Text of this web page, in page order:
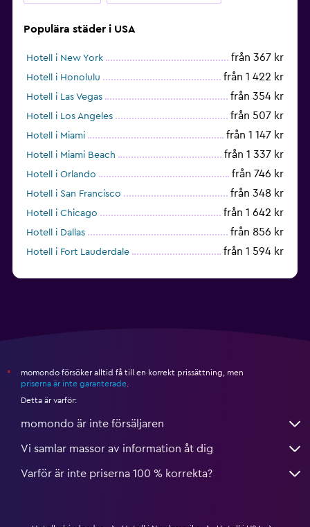
Populära städer i USA
Hotell i New York från 367 kr
Hotell i Honolulu från 1 422 kr
Hotell i Las Vegas från 354 kr
Hotell i Los Angeles från 507 kr
Hotell i Miami från 1 147 kr
Hotell i Miami Beach från 1 337 kr
Hotell i Orlando från 746 kr
Hotell i San Francisco från 348 kr
Hotell i Chicago från 1 642 kr
Hotell i Dallas från 856 kr
Hotell i Fort Lauderdale från 1 594 kr
*
momondo försöker alltid få till en korrekt prissättning, men
priserna är inte garanterade
Detta är varför:
momondo är inte försäljaren
Vi samlar massor av information åt dig
Varför är inte priserna 100 % korrekta?